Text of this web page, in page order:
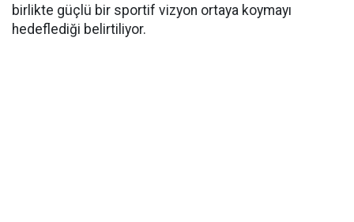
birlikte güçlü bir sportif vizyon ortaya koymayı
hedeflediği belirtiliyor.